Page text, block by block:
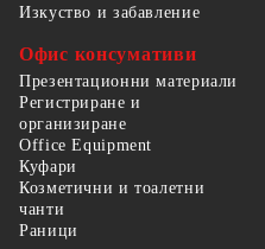
Изкуство и забавление
Офис консумативи
Презентационни материали
Регистриране и
организиране
Office Equipment
Куфари
Козметични и тоалетни
чанти
Раници